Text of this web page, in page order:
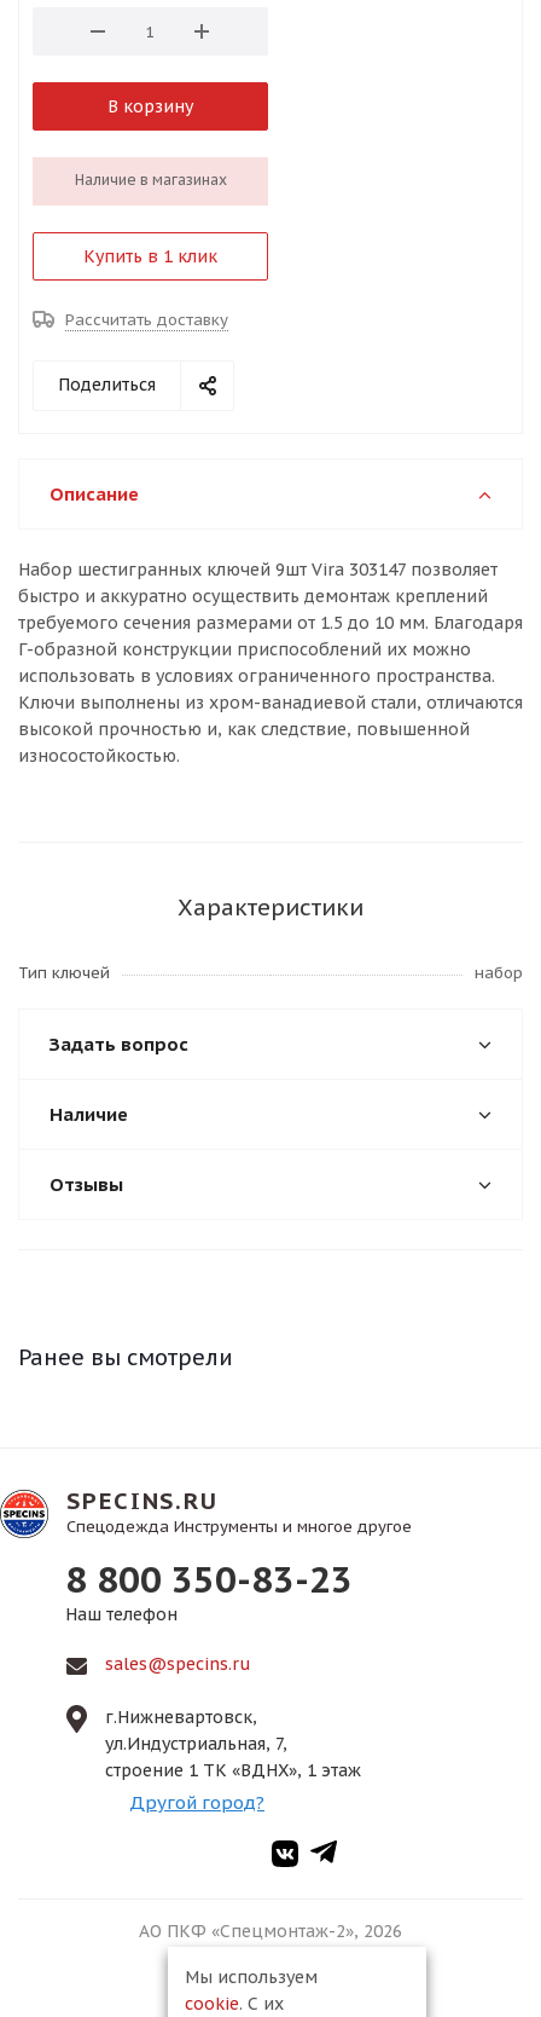
В корзину
Наличие в магазинах
Купить в 1 клик
Рассчитать доставку
Поделиться
Описание
Набор шестигранных ключей 9шт Vira 303147 позволяет
быстро и аккуратно осуществить демонтаж креплений
требуемого сечения размерами от 1.5 до 10 мм. Благодаря
Г-образной конструкции приспособлений их можно
использовать в условиях ограниченного пространства.
Ключи выполнены из хром-ванадиевой стали, отличаются
высокой прочностью и, как следствие, повышенной
износостойкостью.
Характеристики
Тип ключей набор
Задать вопрос
Наличие
Отзывы
Ранее вы смотрели
SPECINS.RU
Спецодежда Инструменты и многое другое
8 800 350-83-23
Наш телефон
sales@specins.ru
г.Нижневартовск,
ул.Индустриальная, 7,
строение 1 ТК «ВДНХ», 1 этаж
Другой город?
АО ПКФ «Спецмонтаж-2», 2026
Мы используем
cookie. С их